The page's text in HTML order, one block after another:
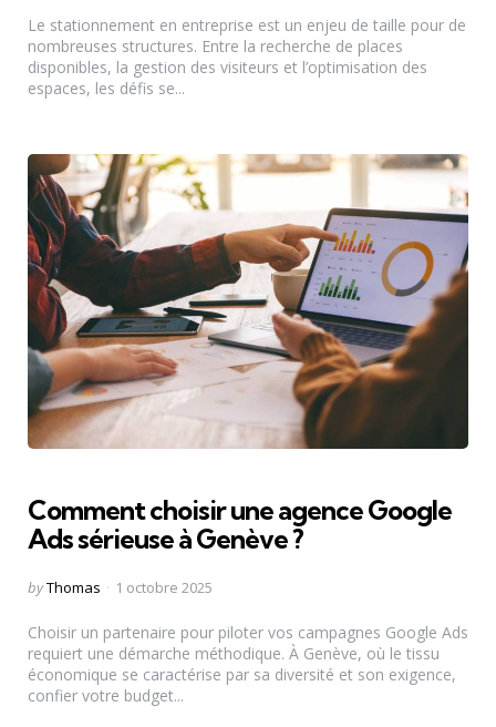
Le stationnement en entreprise est un enjeu de taille pour de
nombreuses structures. Entre la recherche de places
disponibles, la gestion des visiteurs et l’optimisation des
espaces, les défis se...
Comment choisir une agence Google
Ads sérieuse à Genève ?
Posted
byThomas 1 octobre 2025
Choisir un partenaire pour piloter vos campagnes Google Ads
requiert une démarche méthodique. À Genève, où le tissu
économique se caractérise par sa diversité et son exigence,
confier votre budget...